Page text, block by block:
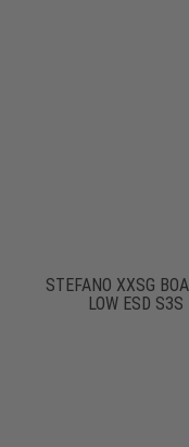
STEFANO XXSG
LOW ESD